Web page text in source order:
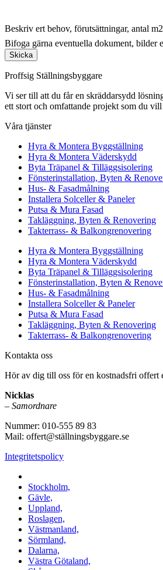
Beskriv ert behov, förutsättningar, antal
Bifoga gärna eventuella dokument, bilder
Skicka
Proffsig Ställningsbyggare
Vi ser till att du får en skräddarsydd
ett stort och omfattande projekt som du
Våra tjänster
Hyra & Montera Byggställning
Hyra & Montera Väderskydd
Byta Träpanel & Tilläggsisolering
Fönsterinstallation, Byten &
Hus- & Fasadmålning
Installera Solceller & Paneler
Putsa & Mura Fasad
Takläggning, Byten & Renovering
Takterrass- & Balkongrenovering
Hyra & Montera Byggställning
Hyra & Montera Väderskydd
Byta Träpanel & Tilläggsisolering
Fönsterinstallation, Byten &
Hus- & Fasadmålning
Installera Solceller & Paneler
Putsa & Mura Fasad
Takläggning, Byten & Renovering
Takterrass- & Balkongrenovering
Kontakta oss
Hör av dig till oss för en kostnadsfri offert
Nicklas
– Samordnare
Nummer: 010-555 89 83
Mail: offert@ställningsbyggare.se
Integritetspolicy
Stockholm,
Gävle,
Uppland,
Roslagen,
Västmanland,
Sörmland,
Dalarna,
Västra Götaland,